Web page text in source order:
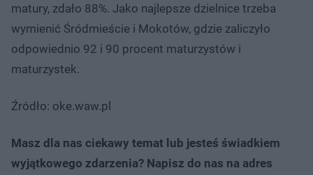
matury, zdało 88%. Jako najlepsze dzielnice trzeba
wymienić Śródmieście i Mokotów, gdzie zaliczyło
odpowiednio 92 i 90 procent maturzystów i
maturzystek.
Źródło: oke.waw.pl
Masz dla nas ciekawy temat lub jesteś świadkiem
wyjątkowego zdarzenia? Napisz do nas na adres